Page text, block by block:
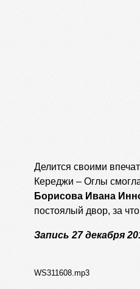
Делится своими
Кереджи – Оглы
Борисова Ивана
постоялый двор, за
Запись 27 декабря
WS311608.mp3